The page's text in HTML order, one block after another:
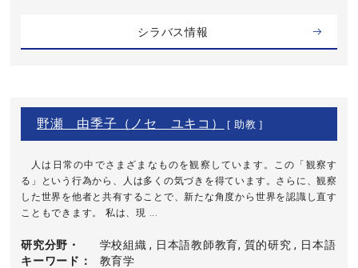
シラバス情報
野瀬 由季子（ノセ ユキコ） [ 助教 ]
人は日常の中でさまざまなものを観察しています。この「観察す
る」という行為から、人は多くの気づきを得ています。さらに、観察
した世界を他者と共有することで、新たな角度から世界を認識し直す
こともできます。 私は、現 ...
研究分野・
キーワード
学校組織 , 日本語教師教育, 質的研究 , 日本語
教育学